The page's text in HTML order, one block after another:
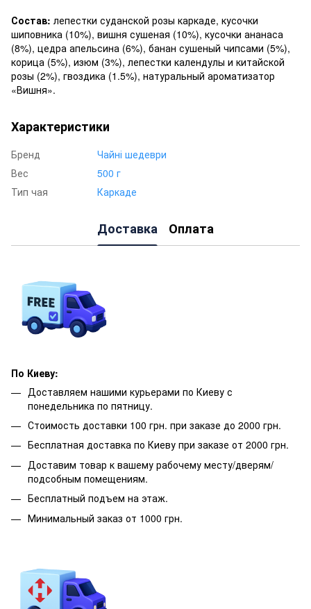
Состав: лепестки суданской розы каркаде, кусочки
шиповника (10%), вишня сушеная (10%), кусочки ананаса
(8%), цедра апельсина (6%), банан сушеный чипсами (5%),
корица (5%), изюм (3%), лепестки календулы и китайской
розы (2%), гвоздика (1.5%), натуральный ароматизатор
«Вишня».
Характеристики
Бренд
Чайні шедеври
Вес
500 г
Тип чая
Каркаде
Доставка Оплата
По Киеву:
Доставляем нашими курьерами по Киеву с
понедельника по пятницу.
Стоимость доставки 100 грн. при заказе до 2000 грн.
Бесплатная доставка по Киеву при заказе от 2000 грн.
Доставим товар к вашему рабочему месту/дверям/
подсобным помещениям.
Бесплатный подъем на этаж.
Минимальный заказ от 1000 грн.